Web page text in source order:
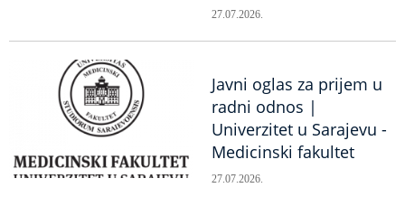
27.07.2026.
Javni oglas za prijem u
radni odnos |
Univerzitet u Sarajevu -
Medicinski fakultet
27.07.2026.